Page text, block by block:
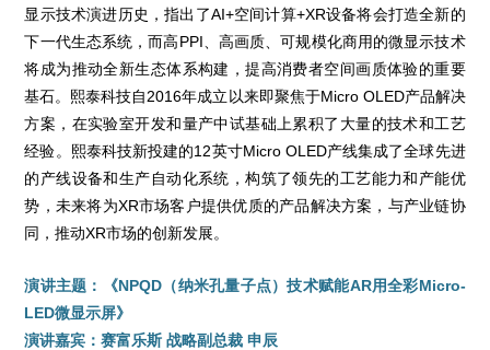
显示技术演进历史，指出了AI+空间计算+XR设备将会打造全新的
下一代生态系统，而高PPI、高画质、可规模化商用的微显示技术
将成为推动全新生态体系构建，提高消费者空间画质体验的重要
基石。熙泰科技自2016年成立以来即聚焦于Micro OLED产品解决
方案，在实验室开发和量产中试基础上累积了大量的技术和工艺
经验。熙泰科技新投建的12英寸Micro OLED产线集成了全球先进
的产线设备和生产自动化系统，构筑了领先的工艺能力和产能优
势，未来将为XR市场客户提供优质的产品解决方案，与产业链协
同，推动XR市场的创新发展。
演讲主题：《NPQD（纳米孔量子点）技术赋能AR用全彩Micro-
LED微显示屏》
演讲嘉宾：赛富乐斯 战略副总裁 申辰